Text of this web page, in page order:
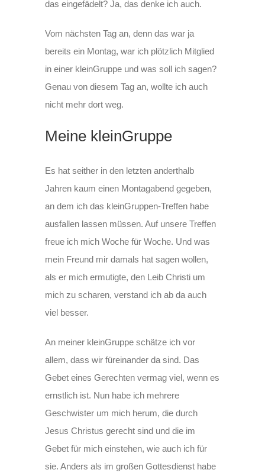
das eingefädelt? Ja, das denke ich auch.
Vom nächsten Tag an, denn das war ja
bereits ein Montag, war ich plötzlich Mitglied
in einer kleinGruppe und was soll ich sagen?
Genau von diesem Tag an, wollte ich auch
nicht mehr dort weg.
Meine kleinGruppe
Es hat seither in den letzten anderthalb
Jahren kaum einen Montagabend gegeben,
an dem ich das kleinGruppen-Treffen habe
ausfallen lassen müssen. Auf unsere Treffen
freue ich mich Woche für Woche. Und was
mein Freund mir damals hat sagen wollen,
als er mich ermutigte, den Leib Christi um
mich zu scharen, verstand ich ab da auch
viel besser.
An meiner kleinGruppe schätze ich vor
allem, dass wir füreinander da sind. Das
Gebet eines Gerechten vermag viel, wenn es
ernstlich ist. Nun habe ich mehrere
Geschwister um mich herum, die durch
Jesus Christus gerecht sind und die im
Gebet für mich einstehen, wie auch ich für
sie. Anders als im großen Gottesdienst habe